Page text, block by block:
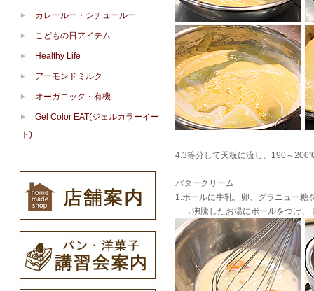
4.3等分して天板に流し、190～
バタークリーム
1.ボールに牛乳、卵、グラニュー糖
→沸騰したお湯にボールをつけ、
カレールー・シチュールー
こどもの日アイテム
Healthy Life
アーモンドミルク
オーガニック・有機
Gel Color EAT(ジェルカラーイー
ト)